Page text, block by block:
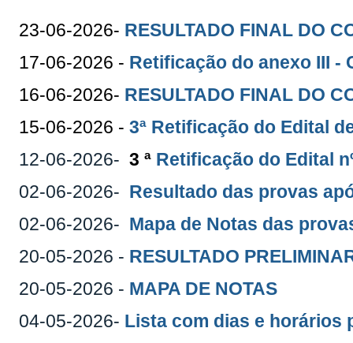
23-06-2026- RESULTADO FINAL DO
17-06-2026 - Retificação do anexo III -
16-06-2026- RESULTADO FINAL DO
15-06-2026 -3ª Retificação do Edital
12-06-2026- 3 ª Retificação do Edital
02-06-2026- Resultado das provas
02-06-2026- Mapa de Notas das
20-05-2026 - RESULTADO
20-05-2026 - MAPA DE NOTAS
04-05-2026- Lista com dias e horários